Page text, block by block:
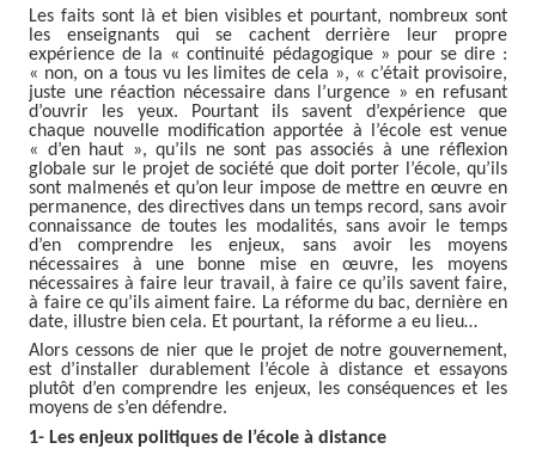
Les faits sont là et bien visibles et pourtant, nombreux sont
les enseignants qui se cachent derrière leur propre
expérience de la « continuité pédagogique » pour se dire :
« non, on a tous vu les limites de cela », « c’était provisoire,
juste une réaction nécessaire dans l’urgence » en refusant
d’ouvrir les yeux. Pourtant ils savent d’expérience que
chaque nouvelle modification apportée à l’école est venue
« d’en haut », qu’ils ne sont pas associés à une réflexion
globale sur le projet de société que doit porter l’école, qu’ils
sont malmenés et qu’on leur impose de mettre en œuvre en
permanence, des directives dans un temps record, sans avoir
connaissance de toutes les modalités, sans avoir le temps
d’en comprendre les enjeux, sans avoir les moyens
nécessaires à une bonne mise en œuvre, les moyens
nécessaires à faire leur travail, à faire ce qu’ils savent faire,
à faire ce qu’ils aiment faire. La réforme du bac, dernière en
date, illustre bien cela. Et pourtant, la réforme a eu lieu…
Alors cessons de nier que le projet de notre gouvernement,
est d’installer durablement l’école à distance et essayons
plutôt d’en comprendre les enjeux, les conséquences et les
moyens de s’en défendre.
1- Les enjeux politiques de l’école à distance